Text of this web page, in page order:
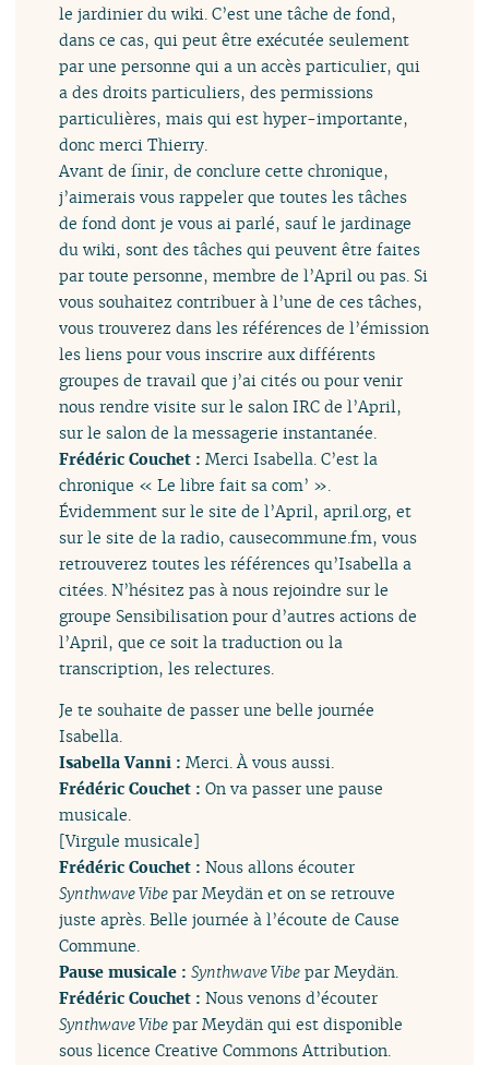
le jardinier du wiki. C’est une tâche de fond,
dans ce cas, qui peut être exécutée seulement
par une personne qui a un accès particulier, qui
a des droits particuliers, des permissions
particulières, mais qui est hyper-importante,
donc merci Thierry.
Avant de finir, de conclure cette chronique,
j’aimerais vous rappeler que toutes les tâches
de fond dont je vous ai parlé, sauf le jardinage
du wiki, sont des tâches qui peuvent être faites
par toute personne, membre de l’April ou pas. Si
vous souhaitez contribuer à l’une de ces tâches,
vous trouverez dans les références de l’émission
les liens pour vous inscrire aux différents
groupes de travail que j’ai cités ou pour venir
nous rendre visite sur le salon IRC de l’April,
sur le salon de la messagerie instantanée.
Frédéric Couchet :Merci Isabella. C’est la
chronique « Le libre fait sa com’ ».
Évidemment sur le site de l’April, april.org, et
sur le site de la radio, causecommune.fm, vous
retrouverez toutes les références qu’Isabella a
citées. N’hésitez pas à nous rejoindre sur le
groupe Sensibilisation pour d’autres actions de
l’April, que ce soit la traduction ou la
transcription, les relectures.
Je te souhaite de passer une belle journée
Isabella.
Isabella Vanni :Merci. À vous aussi.
Frédéric Couchet :On va passer une pause
musicale.
[Virgule musicale]
Frédéric Couchet :Nous allons écouter
Synthwave Vibe par Meydän et on se retrouve
juste après. Belle journée à l’écoute de Cause
Commune.
Pause musicale :Synthwave Vibe par Meydän.
Frédéric Couchet :Nous venons d’écouter
Synthwave Vibe par Meydän qui est disponible
sous licence Creative Commons Attribution.